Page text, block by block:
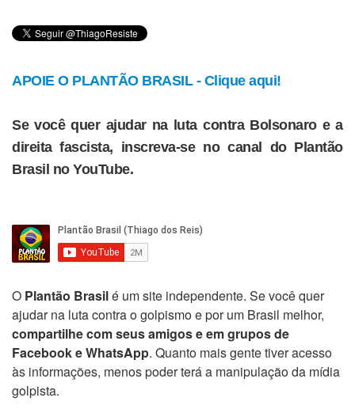
APOIE O PLANTÃO BRASIL - Clique aqui!
Se você quer ajudar na luta contra Bolsonaro e a
direita fascista, inscreva-se no canal do Plantão
Brasil no YouTube.
O Plantão Brasilé um site independente. Se você quer
ajudar na luta contra o golpismo e por um Brasil melhor,
compartilhe com seus amigos e em grupos de
Facebook e WhatsApp. Quanto mais gente tiver acesso
às informações, menos poder terá a manipulação da mídia
golpista.